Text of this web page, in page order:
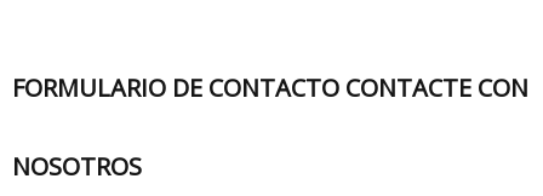
FORMULARIO DE CONTACTO CONTACTE CON
NOSOTROS